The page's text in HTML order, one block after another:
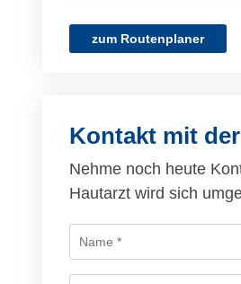
zum Routenplaner
Kontakt mit
Nehme noch heute
Hautarzt wird sich